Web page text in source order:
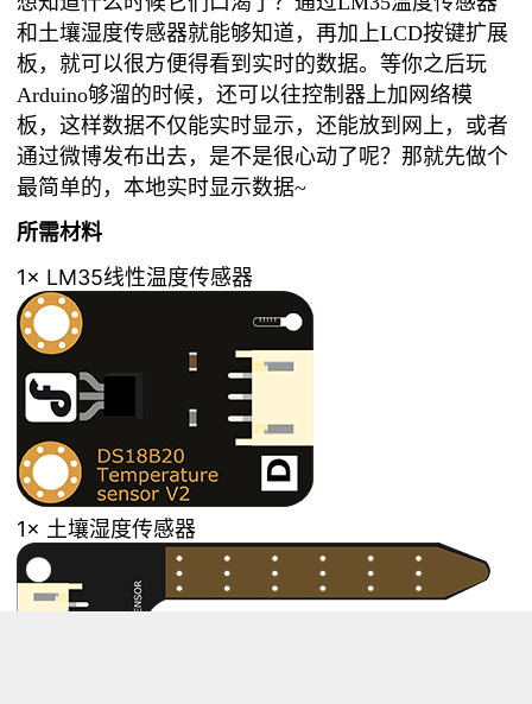
和土壤湿度传感器就能够知道，再加上LCD按键扩展
板，就可以很方便得看到实时的数据。等你之后玩
Arduino够溜的时候，还可以往控制器上加网络模
板，这样数据不仅能实时显示，还能放到网上，或者
通过微博发布出去，是不是很心动了呢？那就先做个
最简单的，本地实时显示数据~
所需材料
1× LM35线性温度传感器
1× 土壤湿度传感器